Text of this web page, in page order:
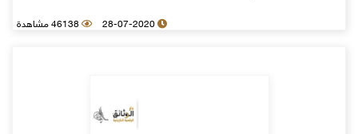
28-07-2020 46138 مشاهدة